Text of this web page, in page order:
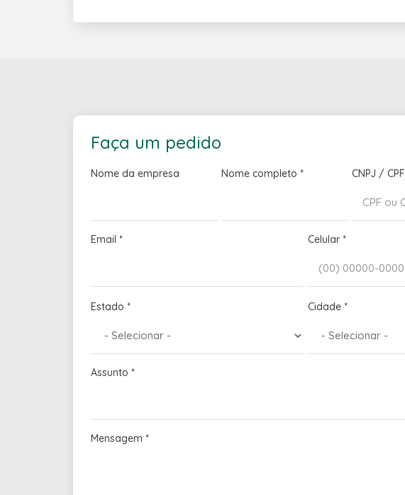
Faça um pedido
Nome da empresa Nome completo * CNPJ / CPF
Email * Celular *
Estado * Cidade *
Assunto *
Mensagem *